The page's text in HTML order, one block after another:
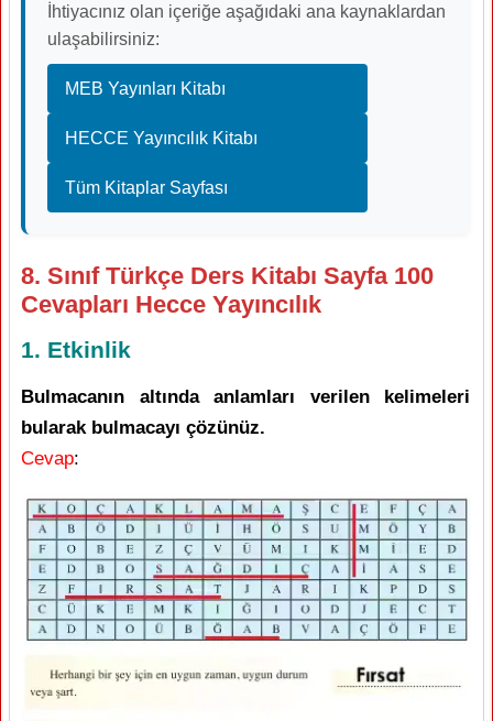
İhtiyacınız olan içeriğe aşağıdaki ana kaynaklardan
ulaşabilirsiniz:
MEB Yayınları Kitabı
HECCE Yayıncılık Kitabı
Tüm Kitaplar Sayfası
8. Sınıf Türkçe Ders Kitabı Sayfa 100
Cevapları Hecce Yayıncılık
1. Etkinlik
Bulmacanın altında anlamları verilen kelimeleri
bularak bulmacayı çözünüz.
Cevap: